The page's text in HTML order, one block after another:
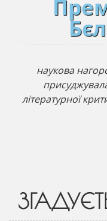
наукова
літературної